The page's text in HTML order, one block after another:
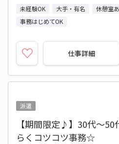
未経験OK 大手・有名 休憩室
事務はじめてOK
仕事詳細
派遣
【期間限定♪】30代～
らくコツコツ事務☆